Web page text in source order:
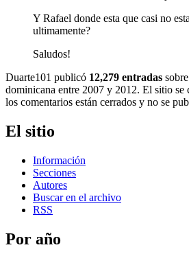
Y Rafael donde esta que casi no
ultimamente?
Saludos!
Duarte101 publicó 12,279 entradas
dominicana entre 2007 y 2012. El sitio se
los comentarios están cerrados y no se
El sitio
Información
Secciones
Autores
Buscar en el archivo
RSS
Por año